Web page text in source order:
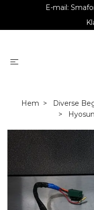
E-mail:
Hem Diverse